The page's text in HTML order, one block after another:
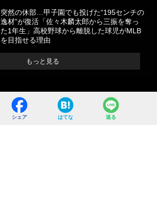
突然の休部…甲子園でも投げた“195センチの
逸材”が復活「佐々木麟太郎から三振を奪っ
た1年生」高校野球から離脱した球児がMLB
を目指せる理由
もっと見る
シェア はてな 送る